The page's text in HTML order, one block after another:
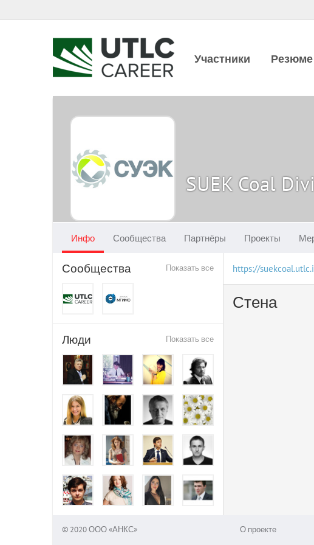
Участники Резюме
SUEK Coal
Инфо Сообщества Партнёры Проекты
Показать все
Сообщества
Показать все
Люди
https://
Стена
© 2020 ООО «АНКС» О проекте